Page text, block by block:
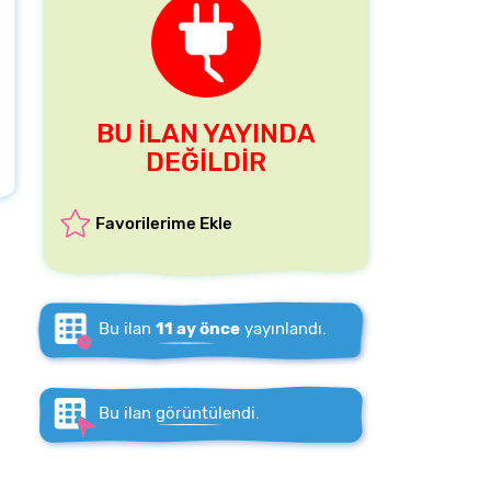
BU İLAN YAYINDA
DEĞİLDİR
Favorilerime Ekle
Bu ilan 11 ay önce yayınlandı.
Bu ilan görüntülendi.